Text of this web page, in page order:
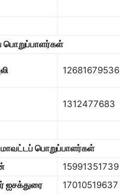
பொறுப்பாளர்கள்
12681679536
1312477683
மாவட்டப் பொறுப்பாளர்கள்
15991351739
ஐசக்துரை
17010519637